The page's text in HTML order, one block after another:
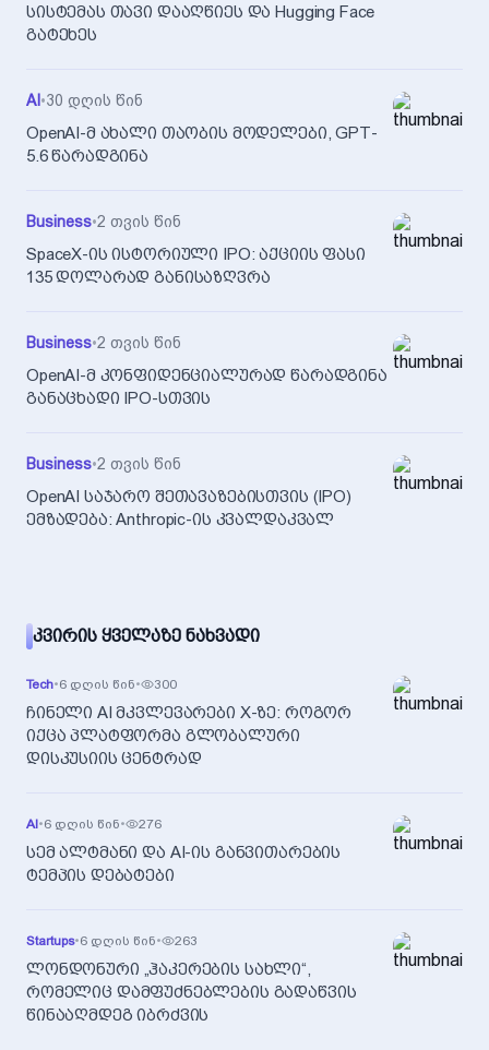
სისტემას თავი დააღწიეს და Hugging Face
გატეხეს
AI •30 დღის წინ
OpenAI-მ ახალი თაობის მოდელები, GPT-
5.6 წარადგინა
Business•2 თვის წინ
SpaceX-ის ისტორიული IPO: აქციის ფასი
135 დოლარად განისაზღვრა
Business•2 თვის წინ
OpenAI-მ კონფიდენციალურად წარადგინა
განაცხადი IPO-სთვის
Business•2 თვის წინ
OpenAI საჯარო შეთავაზებისთვის (IPO)
ემზადება: Anthropic-ის კვალდაკვალ
ᲙᲕᲘᲠᲘᲡ ᲧᲕᲔᲚᲐᲖᲔ ᲜᲐᲮᲕᲐᲓᲘ
Tech•6 დღის წინ• 300
ჩინელი AI მკვლევარები X-ზე: როგორ
იქცა პლატფორმა გლობალური
დისკუსიის ცენტრად
AI•6 დღის წინ• 276
სემ ალტმანი და AI-ის განვითარების
ტემპის დებატები
Startups•6 დღის წინ• 263
ლონდონური „ჰაკერების სახლი“,
რომელიც დამფუძნებლების გადაწვის
წინააღმდეგ იბრძვის